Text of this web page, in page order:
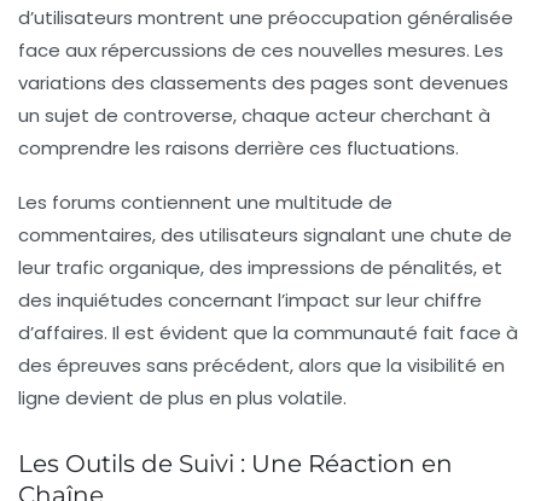
d’utilisateurs montrent une préoccupation généralisée
face aux répercussions de ces nouvelles mesures. Les
variations des classements des pages sont devenues
un sujet de controverse, chaque acteur cherchant à
comprendre les raisons derrière ces fluctuations.
Les forums contiennent une multitude de
commentaires, des utilisateurs signalant une chute de
leur trafic organique, des impressions de pénalités, et
des inquiétudes concernant l’impact sur leur chiffre
d’affaires. Il est évident que la communauté fait face à
des épreuves sans précédent, alors que la visibilité en
ligne devient de plus en plus volatile.
Les Outils de Suivi : Une Réaction en